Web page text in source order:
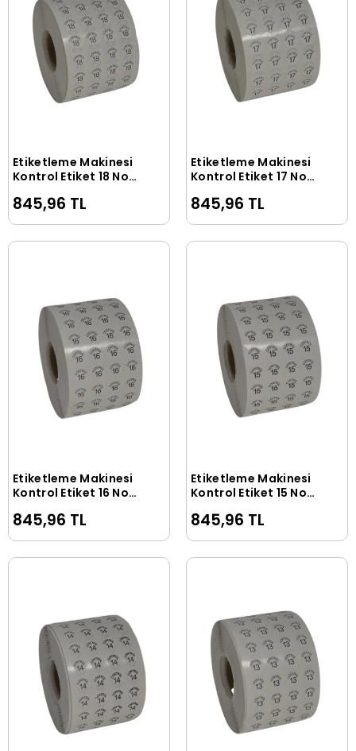
Sepete Ekle
Etiketleme Makinesi
Kontrol Etiket 18 No
845,96 TL
Sepete Ekle
Etiketleme Makinesi
Kontrol Etiket 17 No
845,96 TL
Sepete Ekle
Etiketleme Makinesi
Kontrol Etiket 16 No
845,96 TL
Sepete Ekle
Etiketleme Makinesi
Kontrol Etiket 15 No
845,96 TL